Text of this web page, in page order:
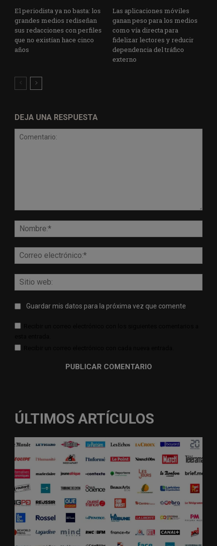
El periodista ya no basta: los
grandes medios rediseñan
sus redacciones con perfiles
que no existían hace cinco
años
Las aplicaciones móviles
ganan peso para los medios
como vía directa para
fidelizar lectores y reducir
dependencia del tráfico
externo
DEJA UNA RESPUESTA
Guardar mis datos para la próxima vez que comente
ÚLTIMOS ARTÍCULOS